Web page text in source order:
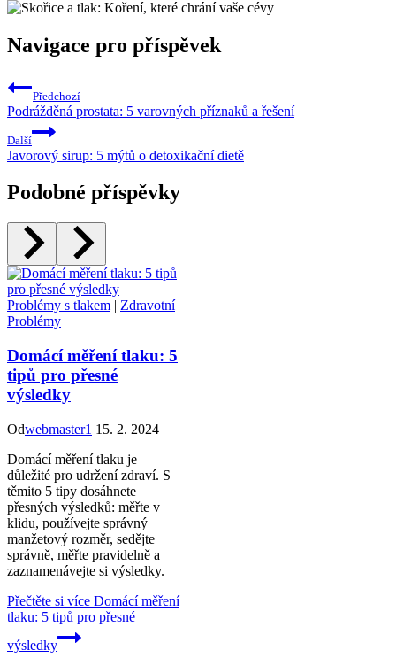
Navigace pro příspěvek
Předchozí
Podrážděná prostata: 5 varovných příznaků a řešení
Další
Javorový sirup: 5 mýtů o detoxikační dietě
Podobné příspěvky
Problémy s tlakem | Zdravotní
Problémy
Domácí měření tlaku: 5
tipů pro přesné
výsledky
Odwebmaster1 15. 2. 2024
Domácí měření tlaku je
důležité pro udržení zdraví. S
těmito 5 tipy dosáhnete
přesných výsledků: měřte v
klidu, používejte správný
manžetový rozměr, sedějte
správně, měřte pravidelně a
zaznamenávejte si výsledky.
Přečtěte si více Domácí měření
tlaku: 5 tipů pro přesné
výsledky